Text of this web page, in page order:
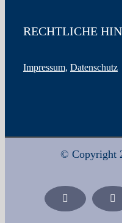
RECHTLICHE
Impressum, Datenschutz
© Copyright
Facebook X